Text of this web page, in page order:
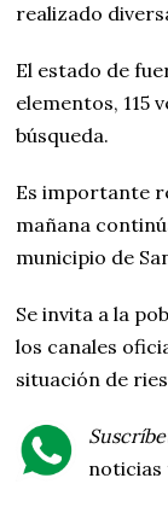
realizado
El estado de
elementos, 115
búsqueda.
Es importante
mañana
municipio de
Se invita a la
los canales
situación de
noticias